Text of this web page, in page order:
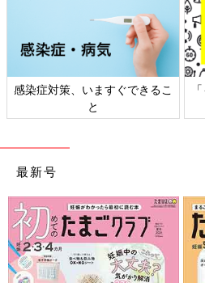
感染症対策、いますぐできるこ
と
最新号